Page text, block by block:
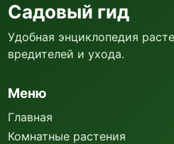
Садовый гид
Удобная энциклопедия
вредителей и ухода.
Меню
Главная
Комнатные растения